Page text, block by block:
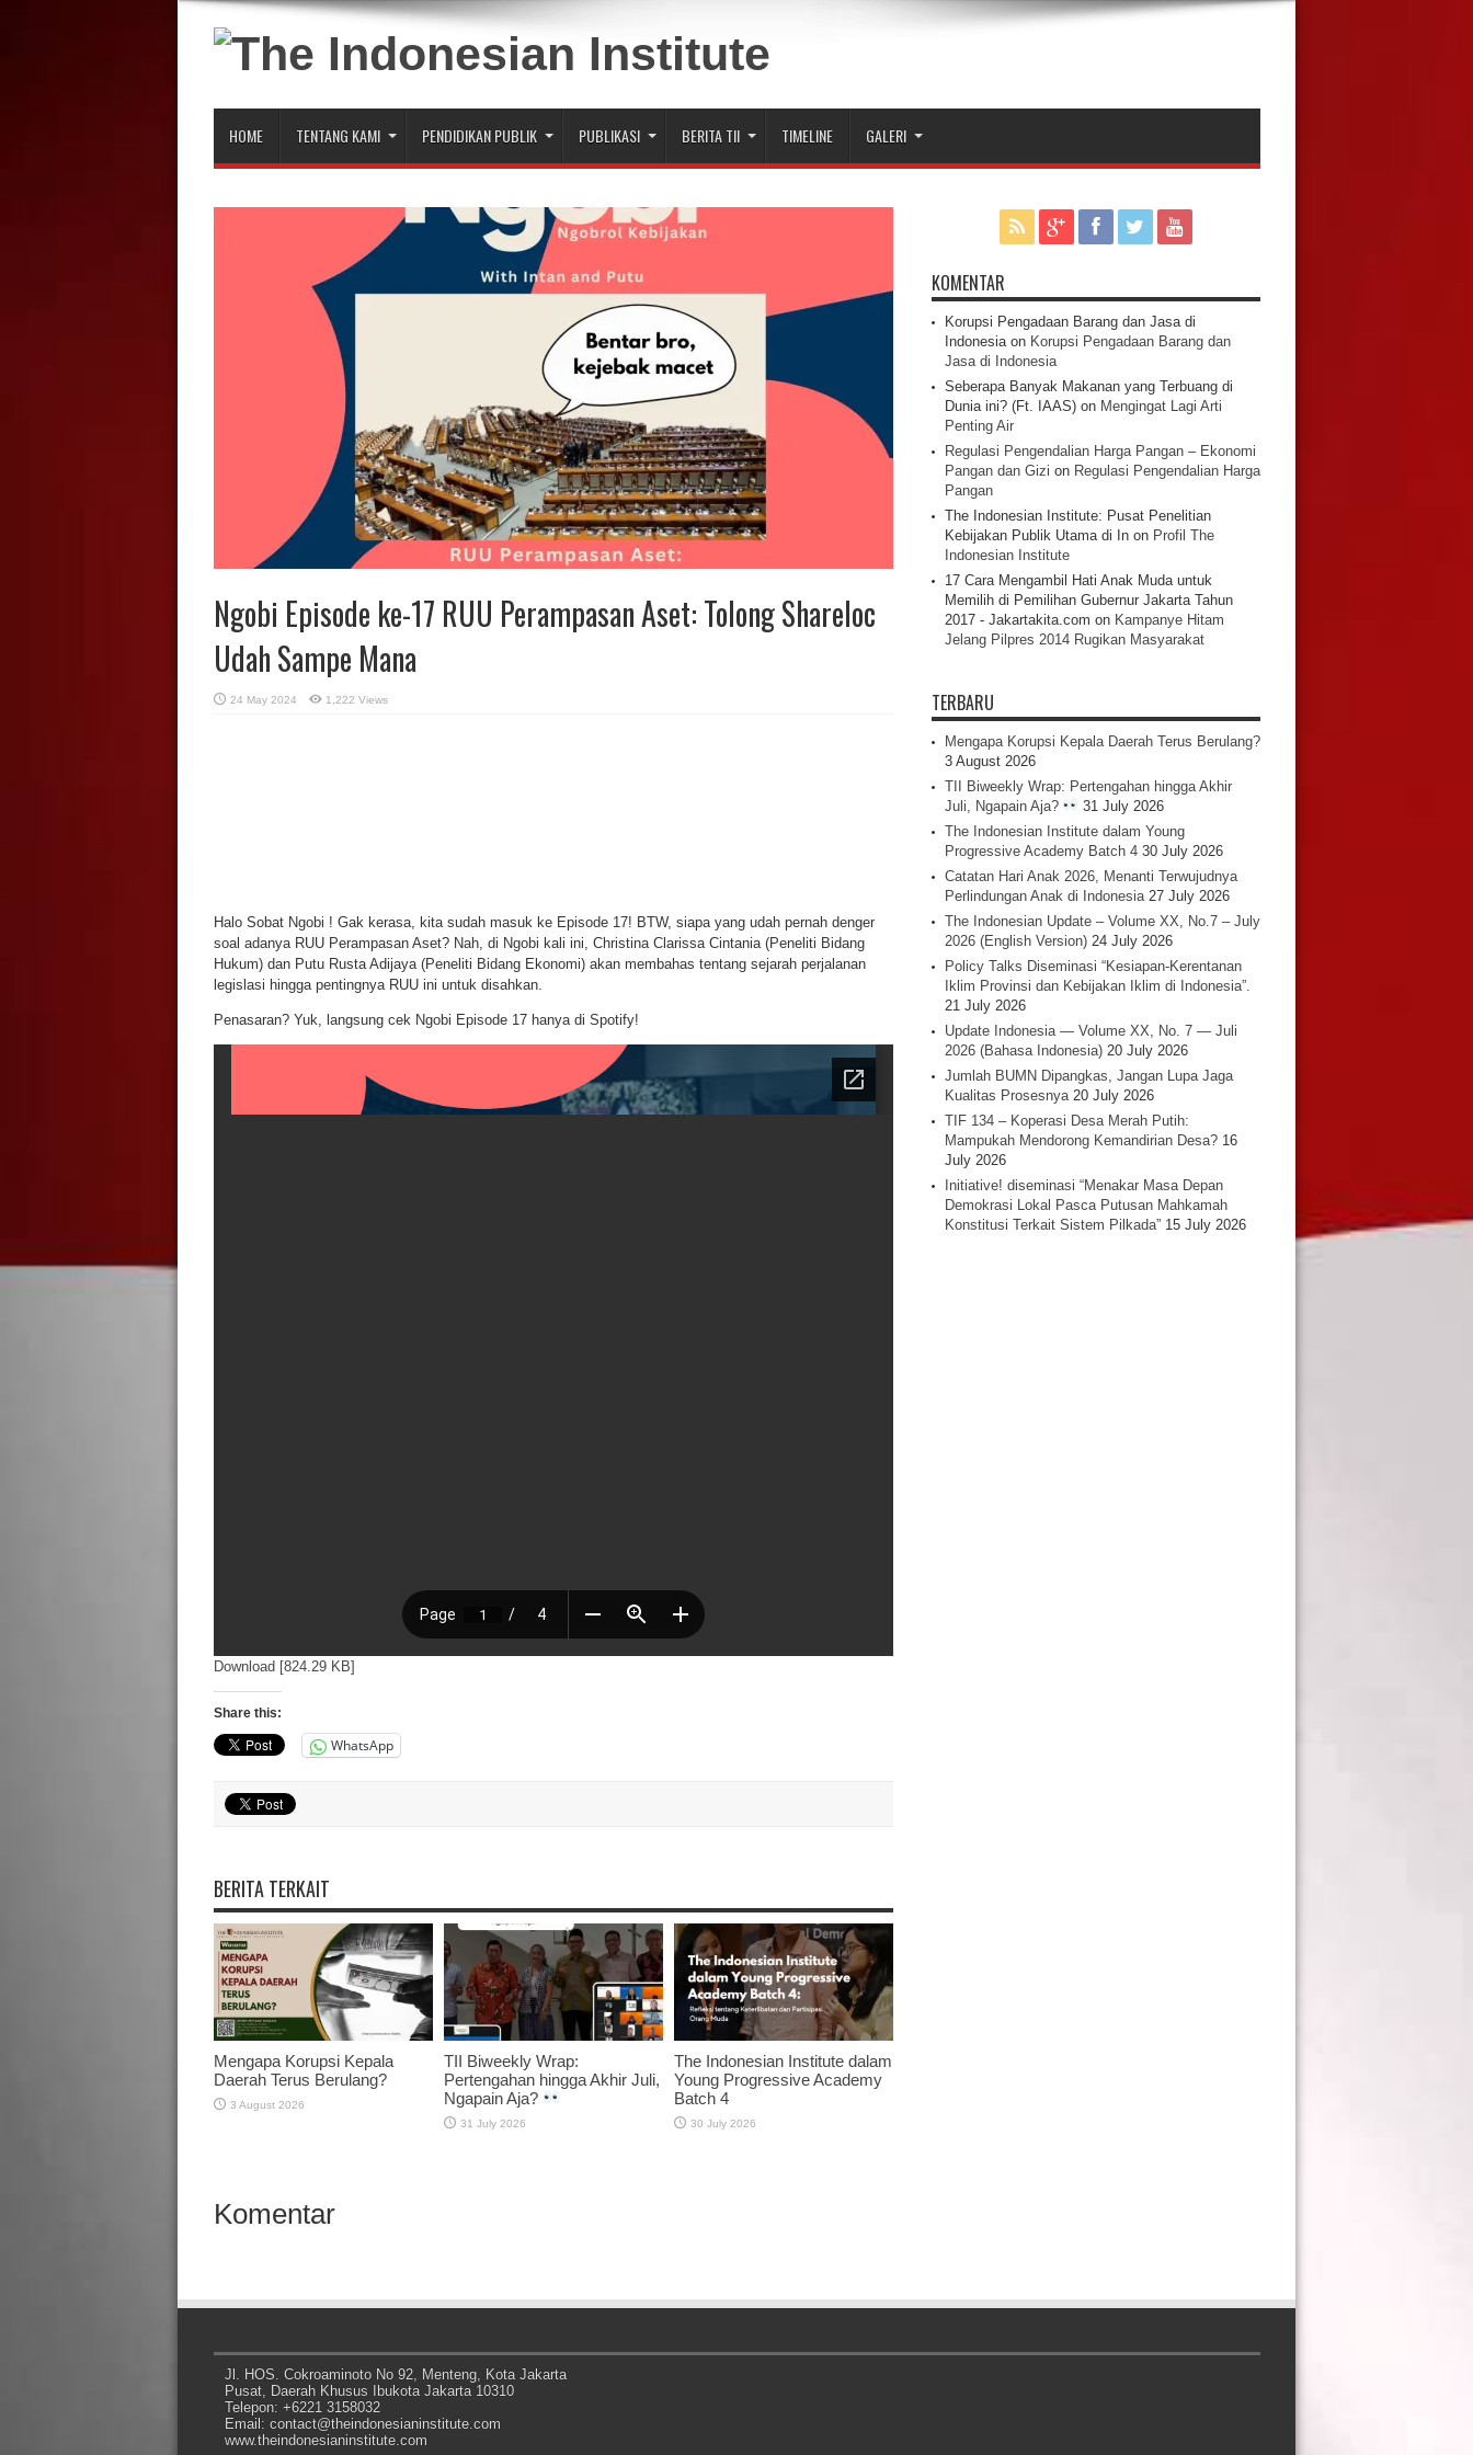
HOME TENTANG KAMI PENDIDIKAN PUBLIK PUBLIKASI BERITA TII TIMELINE GALERI
Ngobi Episode ke-17 RUU Perampasan Aset: Tolong Shareloc
Udah Sampe Mana
24 May 2024 1,222 Views
Halo Sobat Ngobi ! Gak kerasa, kita sudah masuk ke Episode 17! BTW, siapa yang udah pernah denger
soal adanya RUU Perampasan Aset? Nah, di Ngobi kali ini, Christina Clarissa Cintania (Peneliti Bidang
Hukum) dan Putu Rusta Adijaya (Peneliti Bidang Ekonomi) akan membahas tentang sejarah perjalanan
legislasi hingga pentingnya RUU ini untuk disahkan.
Penasaran? Yuk, langsung cek Ngobi Episode 17 hanya di Spotify!
Download [824.29 KB]
Share this:
WhatsApp
BERITA TERKAIT
Mengapa Korupsi Kepala
Daerah Terus Berulang?
3 August 2026
TII Biweekly Wrap:
Pertengahan hingga Akhir Juli,
Ngapain Aja?
31 July 2026
The Indonesian Institute dalam
Young Progressive Academy
Batch 4
30 July 2026
Komentar
KOMENTAR
Korupsi Pengadaan Barang dan Jasa di
Indonesiaon Korupsi Pengadaan Barang dan
Jasa di Indonesia
Seberapa Banyak Makanan yang Terbuang di
Dunia ini? (Ft. IAAS)on Mengingat Lagi Arti
Penting Air
Regulasi Pengendalian Harga Pangan – Ekonomi
Pangan dan Gizi on Regulasi Pengendalian Harga
Pangan
The Indonesian Institute: Pusat Penelitian
Kebijakan Publik Utama di Inon Profil The
Indonesian Institute
17 Cara Mengambil Hati Anak Muda untuk
Memilih di Pemilihan Gubernur Jakarta Tahun
2017 - Jakartakita.com on Kampanye Hitam
Jelang Pilpres 2014 Rugikan Masyarakat
TERBARU
Mengapa Korupsi Kepala Daerah Terus Berulang?
3 August 2026
TII Biweekly Wrap: Pertengahan hingga Akhir
Juli, Ngapain Aja?
31 July 2026
The Indonesian Institute dalam Young
Progressive Academy Batch 4 30 July 2026
Catatan Hari Anak 2026, Menanti Terwujudnya
Perlindungan Anak di Indonesia 27 July 2026
The Indonesian Update – Volume XX, No.7 – July
2026 (English Version) 24 July 2026
Policy Talks Diseminasi “Kesiapan-Kerentanan
Iklim Provinsi dan Kebijakan Iklim di Indonesia”.
21 July 2026
Update Indonesia — Volume XX, No. 7 — Juli
2026 (Bahasa Indonesia) 20 July 2026
Jumlah BUMN Dipangkas, Jangan Lupa Jaga
Kualitas Prosesnya 20 July 2026
TIF 134 – Koperasi Desa Merah Putih:
Mampukah Mendorong Kemandirian Desa? 16
July 2026
Initiative! diseminasi “Menakar Masa Depan
Demokrasi Lokal Pasca Putusan Mahkamah
Konstitusi Terkait Sistem Pilkada” 15 July 2026
Jl. HOS. Cokroaminoto No 92, Menteng, Kota Jakarta
Pusat, Daerah Khusus Ibukota Jakarta 10310
Telepon: +6221 3158032
Email: contact@theindonesianinstitute.com
www.theindonesianinstitute.com